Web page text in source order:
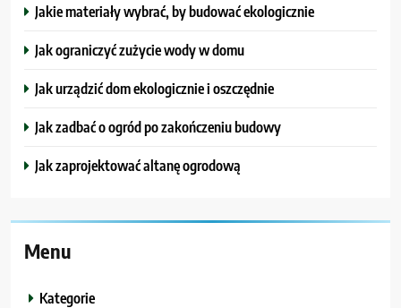
Jakie materiały wybrać, by budować ekologicznie
Jak ograniczyć zużycie wody w domu
Jak urządzić dom ekologicznie i oszczędnie
Jak zadbać o ogród po zakończeniu budowy
Jak zaprojektować altanę ogrodową
Menu
Kategorie